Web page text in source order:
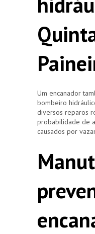
Um encanador
bombeiro
diversos reparos
probabilidade de
causados por